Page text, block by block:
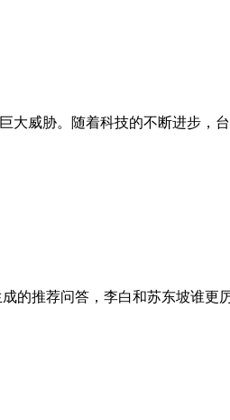
威胁。随着科技的不断进步，
的推荐问答，李白和苏东坡谁